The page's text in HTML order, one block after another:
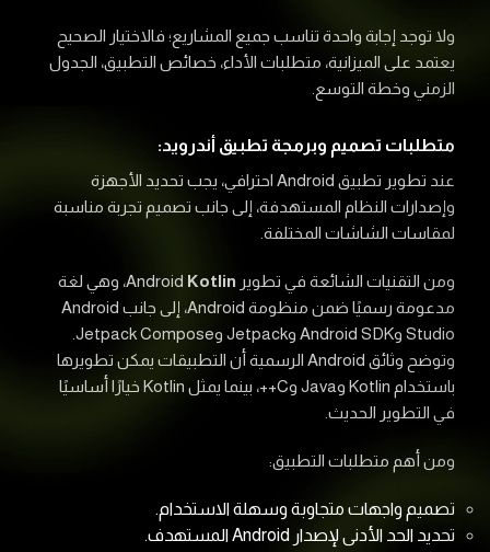
ولا توجد إجابة واحدة تناسب جميع المشاريع؛ فالاختيار الصحيح
يعتمد على الميزانية، متطلبات الأداء، خصائص التطبيق، الجدول
الزمني وخطة التوسع.
متطلبات تصميم وبرمجة تطبيق أندرويد:
عند تطوير تطبيق Android احترافي، يجب تحديد الأجهزة
وإصدارات النظام المستهدفة، إلى جانب تصميم تجربة مناسبة
لمقاسات الشاشات المختلفة.
ومن التقنيات الشائعة في تطوير Android Kotlin
، وهي لغة
مدعومة رسميًا ضمن منظومة Android، إلى جانب Android
وتوضح وثائق Android الرسمية أن التطبيقات يمكن تطويرها
باستخدام Kotlin وJava وC++، بينما يمثل Kotlin خيارًا أساسيًا
في التطوير الحديث.
ومن أهم متطلبات التطبيق:
تصميم واجهات متجاوبة وسهلة الاستخدام.
تحديد الحد الأدنى لإصدار Android المستهدف.